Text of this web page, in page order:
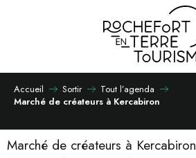
Accueil Sortir
Tout l’agenda
Marché de créateurs à Kercabiron
Marché de créateurs à Kercabiron